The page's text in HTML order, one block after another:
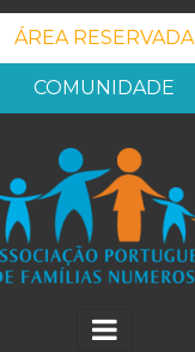
ÁREA RESERVADA
COMUNIDADE